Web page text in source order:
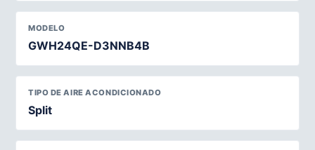
MODELO
GWH24QE-D3NNB4B
TIPO DE AIRE ACONDICIONADO
Split